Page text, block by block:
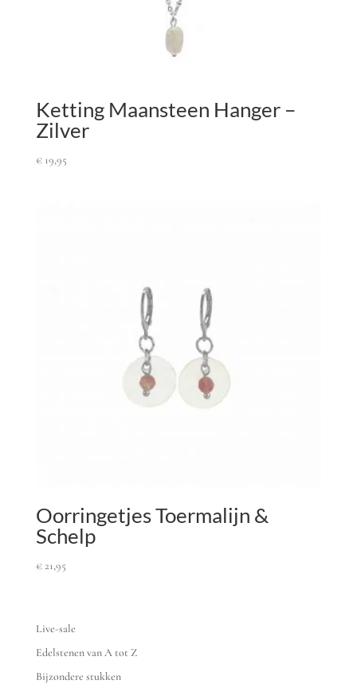
Ketting Maansteen Hanger –
Zilver
€19,95
Oorringetjes Toermalijn &
Schelp
€21,95
Live-sale
Edelstenen van A tot Z
Bijzondere stukken